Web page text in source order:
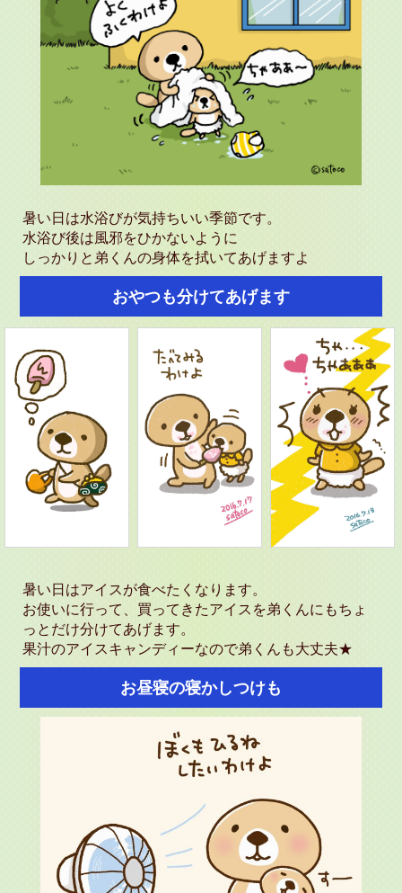
暑い日は水浴びが気持ちいい季節です。
水浴び後は風邪をひかないように
しっかりと弟くんの身体を拭いてあげますよ
おやつも分けてあげます
暑い日はアイスが食べたくなります。
お使いに行って、買ってきたアイスを弟くんにもちょ
っとだけ分けてあげます。
果汁のアイスキャンディーなので弟くんも大丈夫★
お昼寝の寝かしつけも